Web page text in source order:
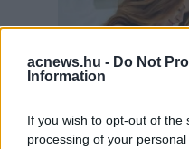
acnews.hu - Do Not
Information
If you wish to opt-out of
processing of your